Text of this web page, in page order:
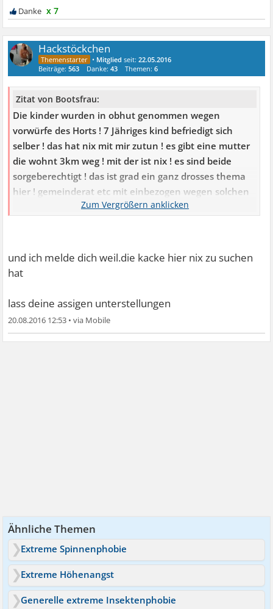
x 7
Hackstöckchen
• Mitglied seit:22.05.2016
Beiträge:563 Danke:43 Themen:6
Zitat von Bootsfrau:
Die kinder wurden in obhut genommen wegen
vorwürfe des Horts ! 7 Jähriges kind befriedigt sich
selber ! das hat nix mit mir zutun ! es gibt eine mutter
die wohnt 3km weg ! mit der ist nix ! es sind beide
sorgeberechtigt ! das ist grad ein ganz drosses thema
hier ! gemeinderat etc mit einbezogen wegen solchen
anschuldigungen ! hat nix mit vater zutun !
gemeldet und hoffe dass er geschlossen wird.
Schauergeschichten.
und ich melde dich weil.die kacke hier nix zu suchen
hat
lass deine assigen unterstellungen
20.08.2016 12:53 •
Ähnliche Themen
Extreme Spinnenphobie
Extreme Höhenangst
Generelle extreme Insektenphobie